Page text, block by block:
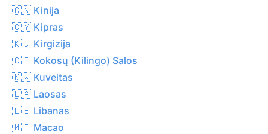
🇨🇳 Kinija
🇨🇾 Kipras
🇰🇬 Kirgizija
🇨🇨 Kokosų (Kilingo) Salos
🇰🇼 Kuveitas
🇱🇦 Laosas
🇱🇧 Libanas
🇲🇴 Macao